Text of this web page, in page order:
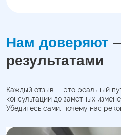
Нам доверяют
результатами
Каждый отзыв — это реальный
консультации до заметных
Убедитесь сами, почему нас